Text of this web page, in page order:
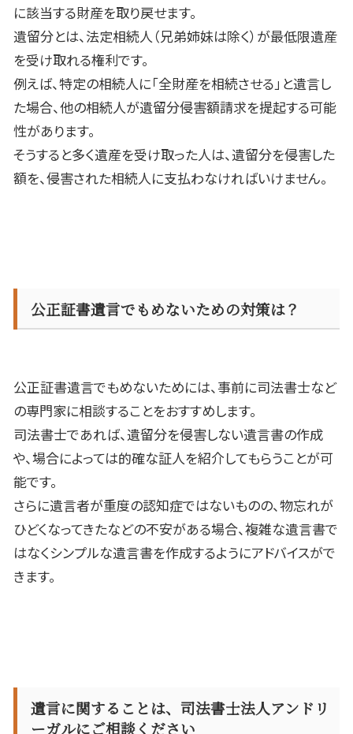
に該当する財産を取り戻せます。
遺留分とは、法定相続人（兄弟姉妹は除く）が最低限遺産
を受け取れる権利です。
例えば、特定の相続人に「全財産を相続させる」と遺言し
た場合、他の相続人が遺留分侵害額請求を提起する可能
性があります。
そうすると多く遺産を受け取った人は、遺留分を侵害した
額を、侵害された相続人に支払わなければいけません。
公正証書遺言でもめないための対策は？
公正証書遺言でもめないためには、事前に司法書士など
の専門家に相談することをおすすめします。
司法書士であれば、遺留分を侵害しない遺言書の作成
や、場合によっては的確な証人を紹介してもらうことが可
能です。
さらに遺言者が重度の認知症ではないものの、物忘れが
ひどくなってきたなどの不安がある場合、複雑な遺言書で
はなくシンプルな遺言書を作成するようにアドバイスがで
きます。
遺言に関することは、司法書士法人アンドリ
ーガルにご相談ください